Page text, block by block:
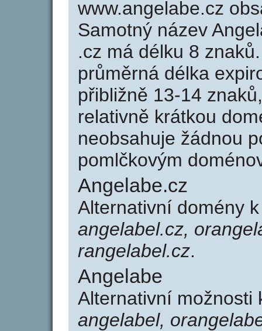
www.angelabe.cz
Samotný název
.cz má délku 8
průměrná délka
přibližně 13-14
relativně krátkou
neobsahuje žádnou
pomlčkovým
Angelabe.cz
Alternativní domény
angelabel.cz,
rangelabel.cz.
Angelabe
Alternativní možnosti
angelabel,